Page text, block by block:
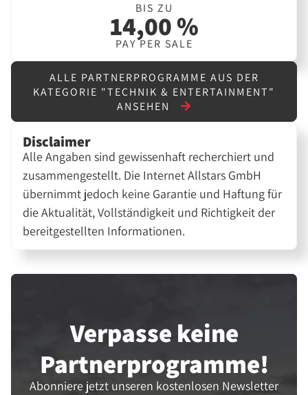
BIS ZU
14,00 %
PAY PER SALE
ALLE PARTNERPROGRAMME AUS DER
KATEGORIE "TECHNIK & ENTERTAINMENT"
ANSEHEN
Disclaimer
Alle Angaben sind gewissenhaft recherchiert und
zusammengestellt. Die Internet Allstars GmbH
übernimmt jedoch keine Garantie und Haftung für
die Aktualität, Vollständigkeit und Richtigkeit der
bereitgestellten Informationen.
Verpasse keine
Partner­programme!
Abonniere jetzt unseren kostenlosen Newsletter